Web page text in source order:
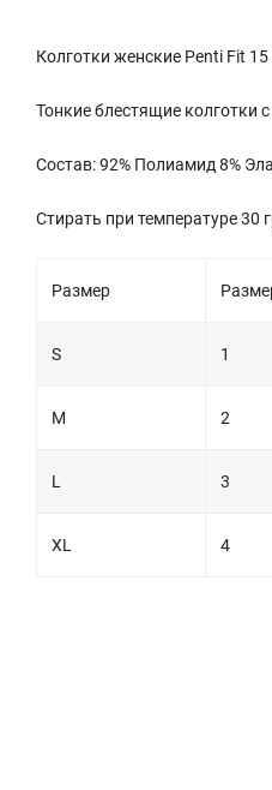
Колготки женские Penti Fit 15
Тонкие блестящие колготки
Состав: 92% Полиамид 8%
Стирать при температуре 30
Размер
S 1
M 2
L 3
XL 4